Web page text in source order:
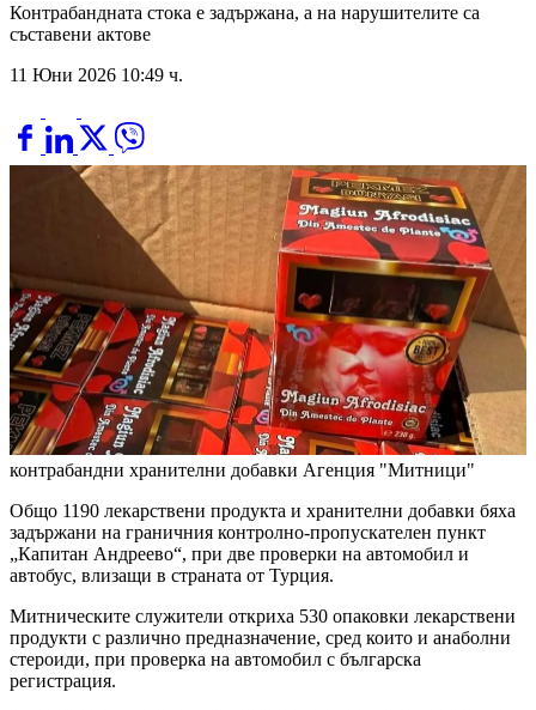
Контрабандната стока е задържана, а на нарушителите са
съставени актове
11 Юни 2026 10:49 ч.
контрабандни хранителни добавки Агенция "Митници"
Общо 1190 лекарствени продукта и хранителни добавки бяха
задържани на граничния контролно-пропускателен пункт
„Капитан Андреево“, при две проверки на автомобил и
автобус, влизащи в страната от Турция.
Митническите служители откриха 530 опаковки лекарствени
продукти с различно предназначение, сред които и анаболни
стероиди, при проверка на автомобил с българска
регистрация.